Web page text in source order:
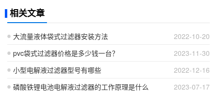
相关文章
2022-10-20
大流量液体袋式过滤器安装方法
2023-11-30
pvc袋式过滤器价格是多少钱一台？
2022-12-16
小型电解液过滤器型号有哪些
2023-07-17
磷酸铁锂电池电解液过滤器的工作原理是什么